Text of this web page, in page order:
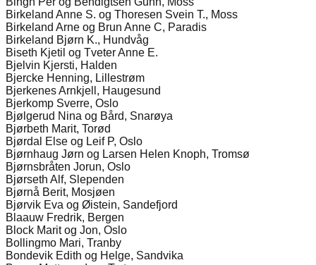
Birkeland Anne S. og Thoresen Svein T., Moss
Birkeland Arne og Brun Anne C, Paradis
Birkeland Bjørn K., Hundvåg
Biseth Kjetil og Tveter Anne E.
Bjelvin Kjersti, Halden
Bjercke Henning, Lillestrøm
Bjerkenes Arnkjell, Haugesund
Bjerkomp Sverre, Oslo
Bjølgerud Nina og Bård, Snarøya
Bjørbeth Marit, Torød
Bjørdal Else og Leif P, Oslo
Bjørnhaug Jørn og Larsen Helen Knoph, Tromsø
Bjørnsbråten Jorun, Oslo
Bjørseth Alf, Slependen
Bjørnå Berit, Mosjøen
Bjørvik Eva og Øistein, Sandefjord
Blaauw Fredrik, Bergen
Block Marit og Jon, Oslo
Bollingmo Mari, Tranby
Bondevik Edith og Helge, Sandvika